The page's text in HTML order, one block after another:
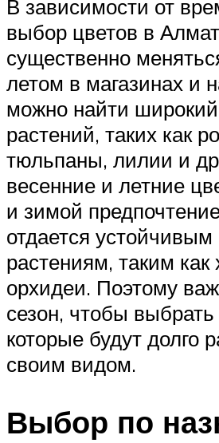
В зависимости от
выбор цветов в
существенно
летом в магазинах и
можно найти
растений, таких как
тюльпаны, лилии и
весенние и летние
и зимой
отдается устойчивым
растениям, таким
орхидеи. Поэтому
сезон, чтобы
которые будут долго
своим видом.
Выбор по